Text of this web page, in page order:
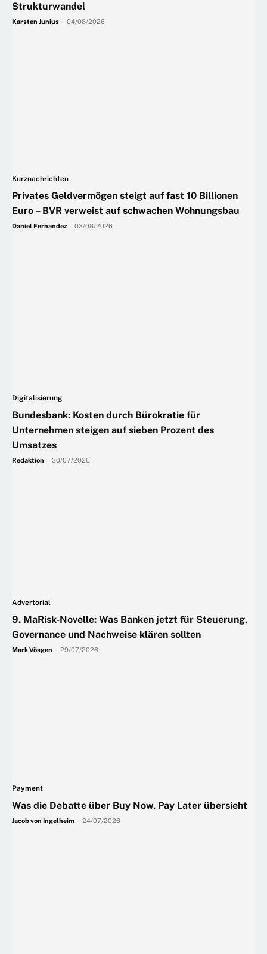
Strukturwandel
Karsten Junius 04/08/2026
Kurznachrichten
Privates Geldvermögen steigt auf fast 10 Billionen
Euro – BVR verweist auf schwachen Wohnungsbau
Daniel Fernandez 03/08/2026
Digitalisierung
Bundesbank: Kosten durch Bürokratie für
Unternehmen steigen auf sieben Prozent des
Umsatzes
Redaktion 30/07/2026
Advertorial
9. MaRisk-Novelle: Was Banken jetzt für Steuerung,
Governance und Nachweise klären sollten
Mark Vösgen 29/07/2026
Payment
Was die Debatte über Buy Now, Pay Later übersieht
Jacob von Ingelheim 24/07/2026